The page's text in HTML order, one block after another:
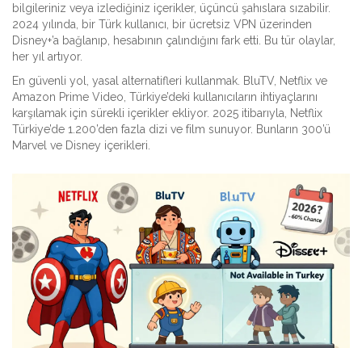
bilgileriniz veya izlediğiniz içerikler, üçüncü şahıslara sızabilir.
2024 yılında, bir Türk kullanıcı, bir ücretsiz VPN üzerinden
Disney+’a bağlanıp, hesabının çalındığını fark etti. Bu tür olaylar,
her yıl artıyor.
En güvenli yol, yasal alternatifleri kullanmak. BluTV, Netflix ve
Amazon Prime Video, Türkiye’deki kullanıcıların ihtiyaçlarını
karşılamak için sürekli içerikler ekliyor. 2025 itibarıyla, Netflix
Türkiye’de 1.200’den fazla dizi ve film sunuyor. Bunların 300’ü
Marvel ve Disney içerikleri.